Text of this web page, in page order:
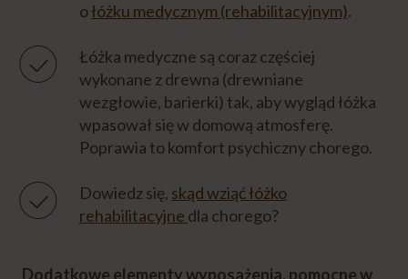
ołóżku medycznym (rehabilitacyjnym).
Łóżka medyczne są coraz częściej
wykonane z drewna (drewniane
wezgłowie, barierki) tak, aby wygląd łóżka
wpasował się w domową atmosferę.
Poprawia to komfort psychiczny chorego.
Dowiedz się, skąd wziąć łóżko
rehabilitacyjne dla chorego?
Dodatkowe elementy wyposażenia, pomocne w